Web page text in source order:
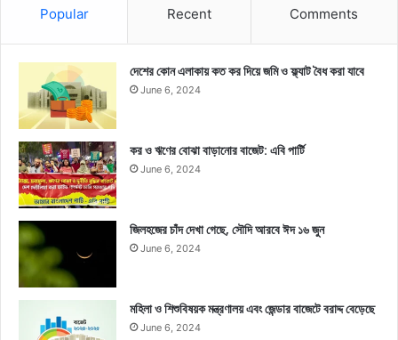
Popular Recent Comments
দেশের কোন এলাকায় কত কর দিয়ে জমি ও ফ্ল্যাট বৈধ করা যাবে
June 6, 2024
কর ও ঋণের বোঝা বাড়ানোর বাজেট: এবি পার্টি
June 6, 2024
জিলহজের চাঁদ দেখা গেছে, সৌদি আরবে ঈদ ১৬ জুন
June 6, 2024
মহিলা ও শিশুবিষয়ক মন্ত্রণালয় এবং জেন্ডার বাজেটে বরাদ্দ বেড়েছে
June 6, 2024